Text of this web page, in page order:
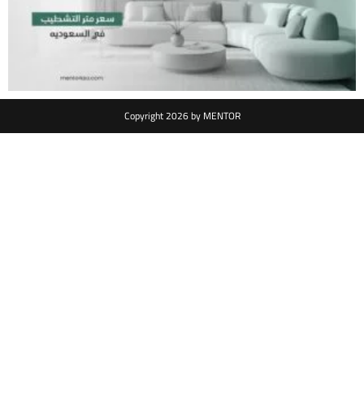
Copyright 2026 by MENTOR